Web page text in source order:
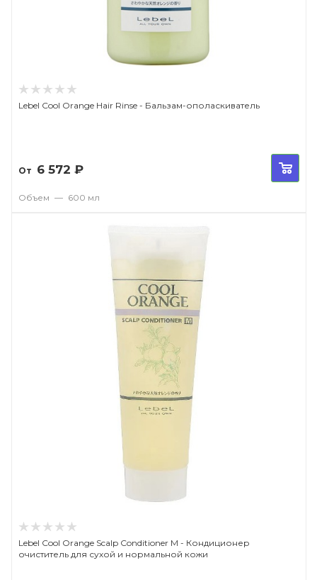
Lebel Cool Orange Hair Rinse - Бальзам-ополаскиватель
От 6 572 ₽
Объем — 600 мл
Lebel Cool Orange Scalp Conditioner M - Кондиционер
очиститель для сухой и нормальной кожи